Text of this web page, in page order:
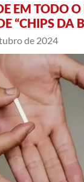
EM TODO
“CHIPS DA
de 2024